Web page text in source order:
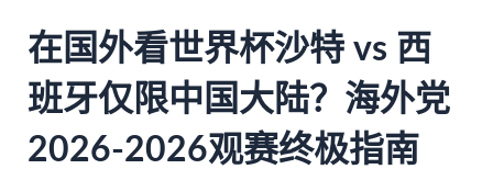
在国外看世界杯沙特 vs 西
班牙仅限中国大陆？海外党
2026-2026观赛终极指南